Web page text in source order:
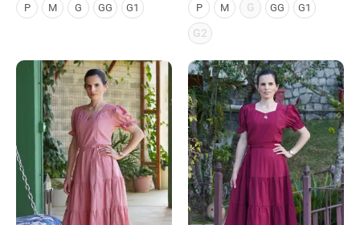
P M G GG G1 P M G GG G1
G2